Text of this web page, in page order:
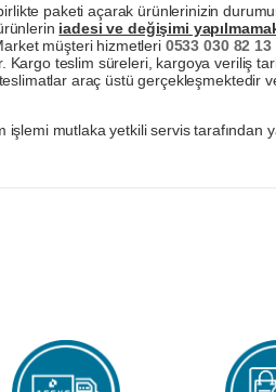
paketi açarak ürünlerinizin
iadesi ve değişimi
müşteri hizmetleri 0533 030 82 13
Kargo teslim süreleri, kargoya veriliş
araç üstü gerçekleşmektedir
mutlaka yetkili servis tarafından